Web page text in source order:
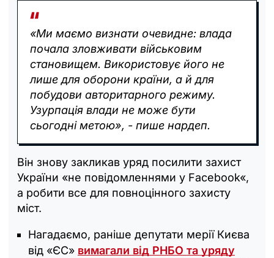
«Ми маємо визнати очевидне: влада
почала зловживати військовим
становищем. Використовує його не
лише для оборони країни, а й для
побудови авторитарного режиму.
Узурпація влади не може бути
сьогодні метою», - пише нардеп.
Він знову закликав уряд посилити захист
України «не повідомленнями у Facebook«,
а робити все для повноцінного захисту
міст.
Нагадаємо, раніше депутати мерії Києва
від «ЄС» вимагали від РНБО та уряду